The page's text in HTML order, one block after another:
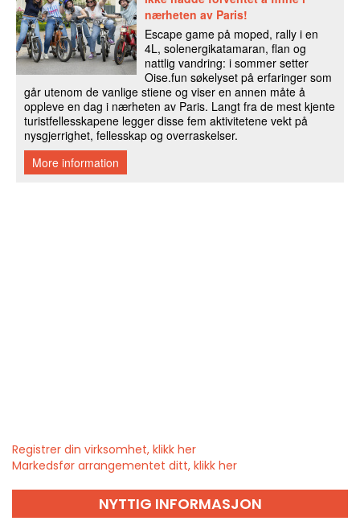
Registrer din virksomhet, klikk her
Markedsfør arrangementet ditt, klikk her
NYTTIG INFORMASJON